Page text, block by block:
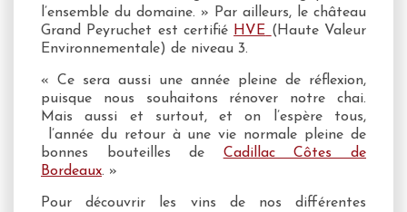
l’ensemble du domaine. » Par ailleurs, le château
Grand Peyruchet est certifié HVE (Haute Valeur
Environnementale) de niveau 3.
« Ce sera aussi une année pleine de réflexion,
puisque nous souhaitons rénover notre chai.
Mais aussi et surtout, et on l’espère tous,
l’année du retour à une vie normale pleine de
bonnes bouteilles de Cadillac Côtes de
Bordeaux. »
Pour découvrir les vins de nos différentes